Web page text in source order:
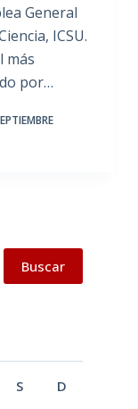
General
ICSU.
más
por…
Buscar
S D